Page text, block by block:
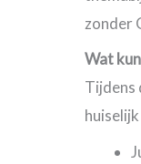
zonder
Wat
Tijdens